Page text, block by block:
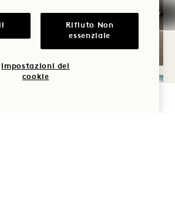
"SIP & SEA"
Rifiuto Non
essenziale
Impostazioni dei
cookie